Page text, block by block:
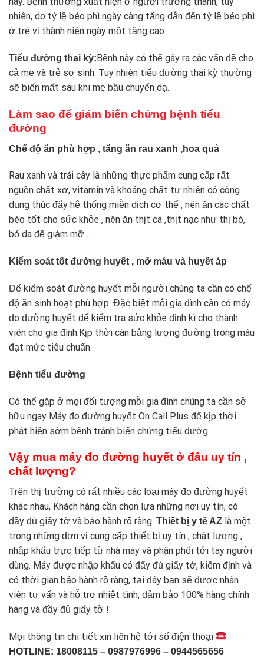
nhiên, do tỷ lệ béo phì ngày càng tăng dẫn đến tỷ lệ béo phì
ở trẻ vị thành niên ngày một tăng cao
Tiểu đường thai kỳ: Bệnh này có thể gây ra các vấn đề cho
cả mẹ và trẻ sơ sinh. Tuy nhiên tiểu đường thai kỳ thường
sẽ biến mất sau khi mẹ bầu chuyển dạ.
Làm sao để giảm biến chứng bệnh tiểu
đường
Chế độ ăn phù hợp , tăng ăn rau xanh ,hoa quả
Rau xanh và trái cây là những thực phẩm cung cấp rất
nguồn chất xơ, vitamin và khoáng chất tự nhiên có công
dụng thúc đẩy hệ thống miễn dịch cơ thể , nên ăn các chất
béo tốt cho sức khỏe , nên ăn thịt cá ,thịt nạc như thị bò,
bỏ da để giảm mỡ…
Kiểm soát tốt đường huyết , mỡ máu và huyết áp
Để kiểm soát đường huyết mỗi người chúng ta cần có chế
độ ăn sinh hoạt phù hợp .Đặc biệt mỗi gia đình cần có máy
đo đường huyết để kiểm tra sức khỏe định kì cho thành
viên cho gia đình.Kịp thời cân bằng lượng đường trong máu
đạt mức tiêu chuẩn.
Bệnh tiểu đường
Có thể gặp ở mọi đối tượng mỗi gia đình chúng ta cần sở
hữu ngay Máy đo đường huyết On Call Plus để kịp thời
phát hiện sớm bệnh tránh biến chứng tiểu đườg
Vậy mua máy đo đường huyết ở đâu uy tín ,
chất lượng?
Trên thị trường có rất nhiều các loại máy đo đường huyết
khác nhau, Khách hàng cần chọn lựa những nơi uy tín, có
đầy đủ giấy tờ và bảo hành rõ ràng. Thiết bị y tế AZ là một
trong những đơn vị cung cấp thiết bị uy tín , chât lượng ,
nhập khẩu trực tiếp từ nhà máy và phân phối tới tay người
dùng. Máy được nhập khẩu có đẩy đủ giấy tờ, kiểm định và
có thời gian bảo hành rõ ràng, tại đây bạn sẽ được nhân
viên tư vấn và hỗ trợ nhiệt tình, đảm bảo 100% hàng chính
hãng và đầy đủ giấy tờ !
Mọi thông tin chi tiết xin liên hệ tới số điện thoại
HOTLINE: 18008115 – 0987976996 – 0944565656